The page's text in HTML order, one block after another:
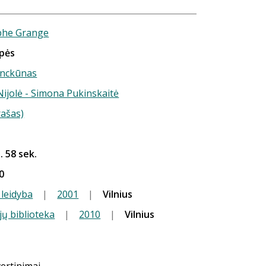
Grange
- Simona Pukinskaitė
58 sek.
| 2001 |
Vilnius
biblioteka
| 2010 | Vilnius